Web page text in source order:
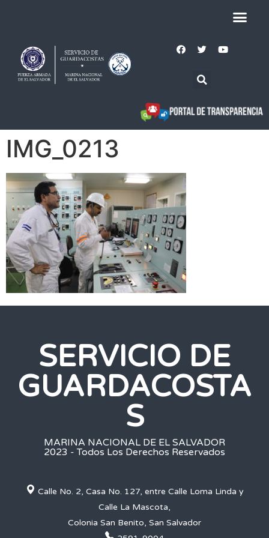
IMG_0213
SERVICIO DE
GUARDACOSTA
S
MARINA NACIONAL DE EL SALVADOR
2023 - Todos Los Derechos Reservados
Calle No. 2, Casa No. 127, entre Calle Loma Linda y
Calle La Mascota,
Colonia San Benito, San Salvador